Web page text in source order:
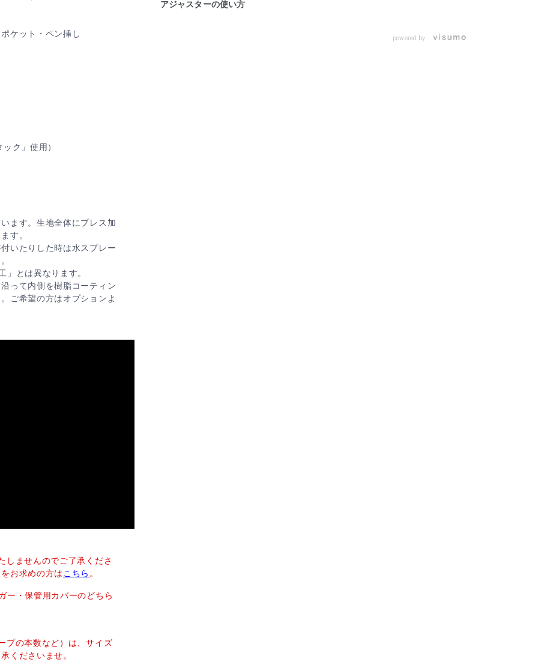
ケット・ペン挿し
ク」使用）
ます。生地全体にプレス加
す。
いたりした時は水スプレー
」とは異なります。
って内側を樹脂コーティン
ご希望の方はオプションよ
しませんのでご了承くださ
お求めの方は こちら 。
ー・保管用カバーのどちら
プの本数など）は、サイズ
くださいませ。
アジャスターの使い方
powered by